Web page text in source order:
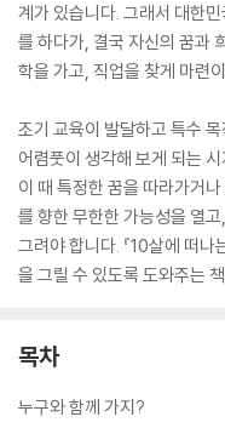
계가 있습니다. 그래서 대한
를 하다가, 결국 자신의 꿈과
학을 가고, 직업을 찾게 마련
조기 교육이 발달하고 특수
어렴풋이 생각해 보게 되는
이 때 특정한 꿈을 따라가거
를 향한 무한한 가능성을 열
그려야 합니다. 『10살에 떠나
을 그릴 수 있도록 도와주는
목차
누구와 함께 가지?